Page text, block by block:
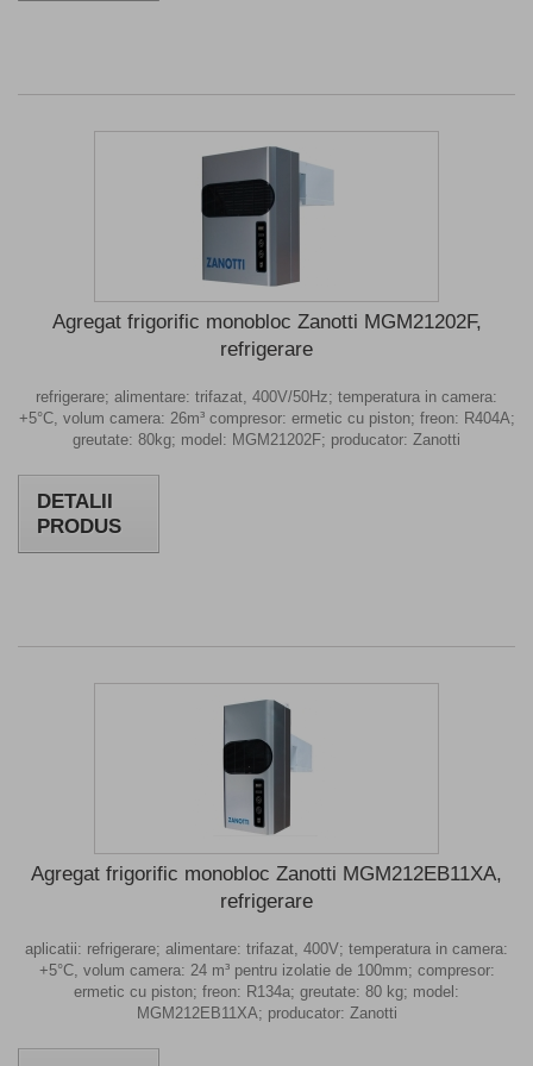
Agregat frigorific monobloc Zanotti MGM21202F,
refrigerare
refrigerare; alimentare: trifazat, 400V/50Hz; temperatura in camera:
+5°C, volum camera: 26m³ compresor: ermetic cu piston; freon: R404A;
greutate: 80kg; model: MGM21202F; producator: Zanotti
DETALII
PRODUS
Agregat frigorific monobloc Zanotti MGM212EB11XA,
refrigerare
aplicatii: refrigerare; alimentare: trifazat, 400V; temperatura in camera:
+5°C, volum camera: 24 m³ pentru izolatie de 100mm; compresor:
ermetic cu piston; freon: R134a; greutate: 80 kg; model:
MGM212EB11XA; producator: Zanotti